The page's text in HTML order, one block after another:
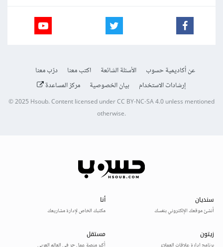
عن أكاديمية حسوب الأسئلة الشائعة اكتب معنا
درّب معنا
إرشادات الاستخدام
بيان الخصوصية مركز المساعدة
© 2025Hsoub.Content licensed underCC BY-NC-SA 4.0unless mentioned
otherwise.